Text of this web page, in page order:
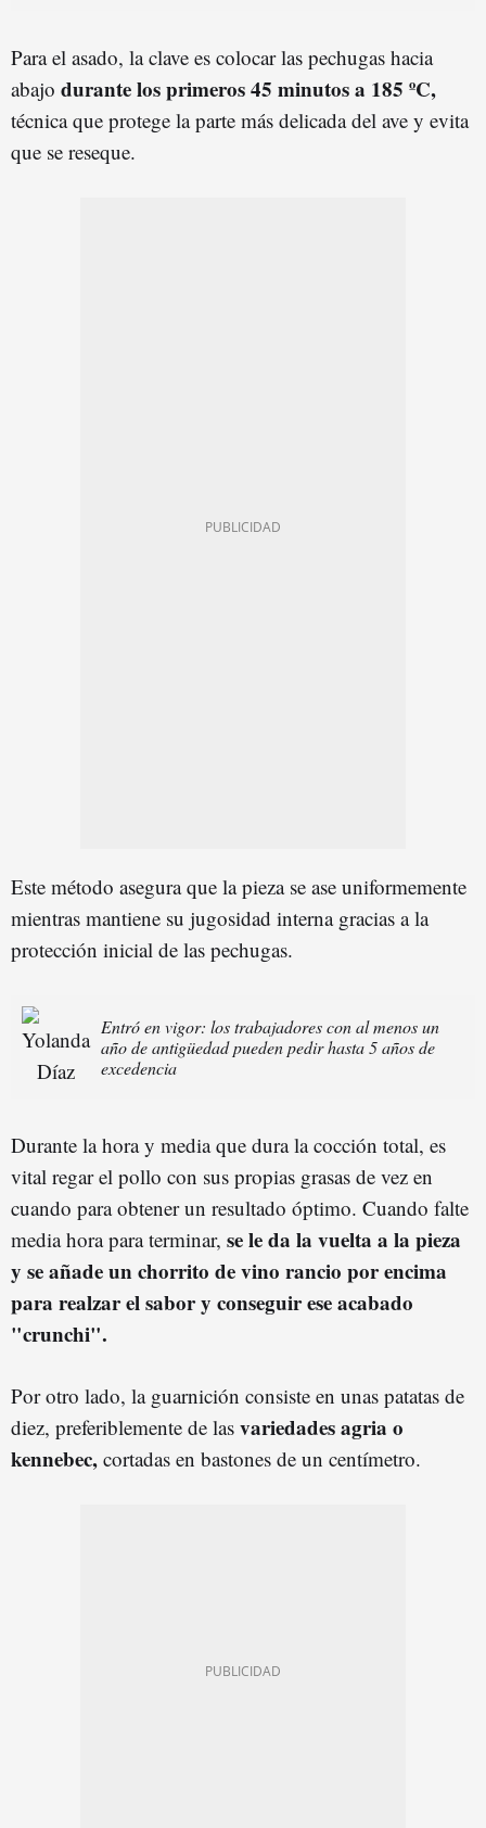
Para el asado, la clave es colocar las pechugas hacia
abajo durante los primeros 45 minutos a 185 ºC,
técnica que protege la parte más delicada del ave y evita
que se reseque.
Este método asegura que la pieza se ase uniformemente
mientras mantiene su jugosidad interna gracias a la
protección inicial de las pechugas.
Entró en vigor: los trabajadores con al menos un
año de antigüedad pueden pedir hasta 5 años de
excedencia
Durante la hora y media que dura la cocción total, es
vital regar el pollo con sus propias grasas de vez en
cuando para obtener un resultado óptimo. Cuando falte
media hora para terminar, se le da la vuelta a la pieza
y se añade un chorrito de vino rancio por encima
para realzar el sabor y conseguir ese acabado
"crunchi".
Por otro lado, la guarnición consiste en unas patatas de
diez, preferiblemente de las variedades agria o
kennebec, cortadas en bastones de un centímetro.